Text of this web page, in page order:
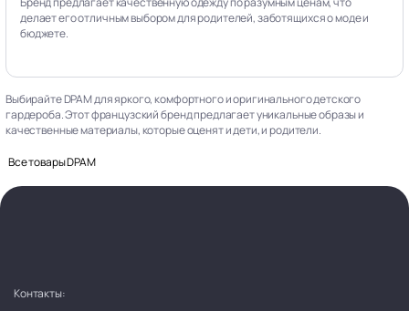
делает его отличным выбором для родителей, заботящихся о моде и
бюджете.
Выбирайте DPAM для яркого, комфортного и оригинального детского
гардероба. Этот французский бренд предлагает уникальные образы и
качественные материалы, которые оценят и дети, и родители.
Все товары DPAM
Контакты: